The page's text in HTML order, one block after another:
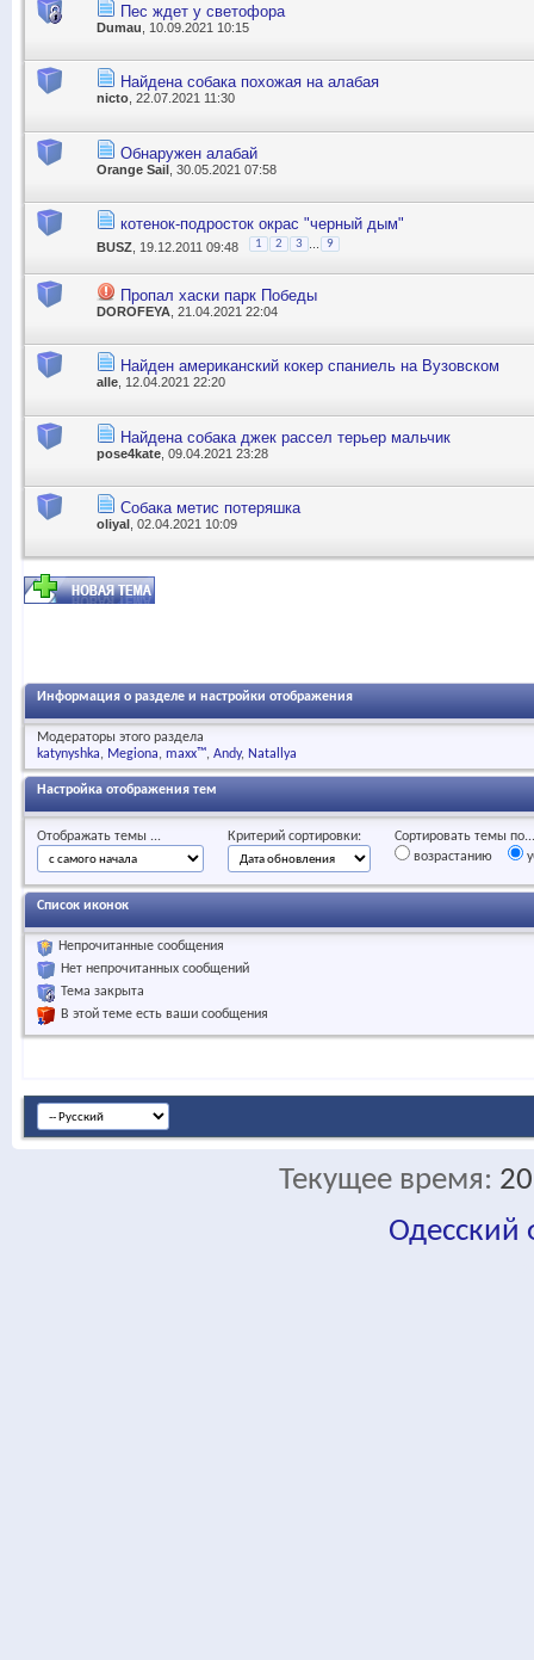
Пес ждет у светофора
Dumau , 10.09.2021 10:15
Найдена собака похожая на алабая
nicto , 22.07.2021 11:30
Обнаружен алабай
Orange Sail , 30.05.2021 07:58
котенок-подросток окрас "черный дым"
BUSZ , 19.12.2011 09:48 1 2 3 9
Пропал хаски парк Победы
DOROFEYA , 21.04.2021 22:04
Найден американский кокер спаниель на Вузовском
alle , 12.04.2021 22:20
Найдена собака джек рассел терьер мальчик
pose4kate , 09.04.2021 23:28
Собака метис потеряшка
oliyal , 02.04.2021 10:09
Информация о разделе и настройки отображения
Модераторы этого раздела
katynyshka
Megiona maxx™ Andy Natallya
Настройка отображения тем
Отображать темы ... Критерий сортировки:
Сортировать темы по...
возрастанию
Список иконок
Непрочитанные сообщения
Нет непрочитанных сообщений
Тема закрыта
В этой теме есть ваши сообщения
Текущее время:
Одесский